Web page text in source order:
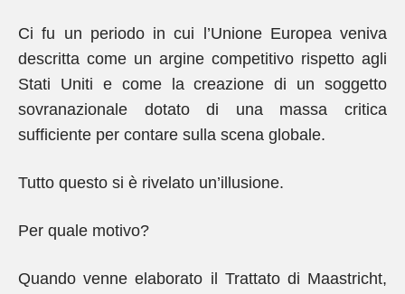
Ci fu un periodo in cui l’Unione Europea veniva
descritta come un argine competitivo rispetto agli
Stati Uniti e come la creazione di un soggetto
sovranazionale dotato di una massa critica
sufficiente per contare sulla scena globale.
Tutto questo si è rivelato un’illusione.
Per quale motivo?
Quando venne elaborato il Trattato di Maastricht,